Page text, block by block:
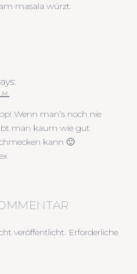
masala würzt.
Wenn man’s noch nie
man kaum wie gut
kann 🙂
veröffentlicht. Erforderliche